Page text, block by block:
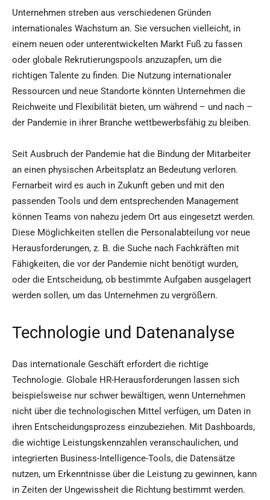
Unternehmen streben aus verschiedenen Gründen
internationales Wachstum an. Sie versuchen vielleicht, in
einem neuen oder unterentwickelten Markt Fuß zu fassen
oder globale Rekrutierungspools anzuzapfen, um die
richtigen Talente zu finden. Die Nutzung internationaler
Ressourcen und neue Standorte könnten Unternehmen die
Reichweite und Flexibilität bieten, um während – und nach –
der Pandemie in ihrer Branche wettbewerbsfähig zu bleiben.
Seit Ausbruch der Pandemie hat die Bindung der Mitarbeiter
an einen physischen Arbeitsplatz an Bedeutung verloren.
Fernarbeit wird es auch in Zukunft geben und mit den
passenden Tools und dem entsprechenden Management
können Teams von nahezu jedem Ort aus eingesetzt werden.
Diese Möglichkeiten stellen die Personalabteilung vor neue
Herausforderungen, z. B. die Suche nach Fachkräften mit
Fähigkeiten, die vor der Pandemie nicht benötigt wurden,
oder die Entscheidung, ob bestimmte Aufgaben ausgelagert
werden sollen, um das Unternehmen zu vergrößern.
Technologie und Datenanalyse
Das internationale Geschäft erfordert die richtige
Technologie. Globale HR-Herausforderungen lassen sich
beispielsweise nur schwer bewältigen, wenn Unternehmen
nicht über die technologischen Mittel verfügen, um Daten in
ihren Entscheidungsprozess einzubeziehen. Mit Dashboards,
die wichtige Leistungskennzahlen veranschaulichen, und
integrierten Business-Intelligence-Tools, die Datensätze
nutzen, um Erkenntnisse über die Leistung zu gewinnen, kann
in Zeiten der Ungewissheit die Richtung bestimmt werden.